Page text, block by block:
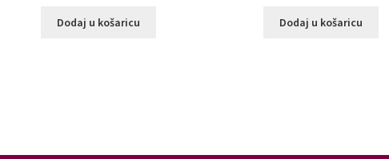
Dodaj u košaricu Dodaj u košaricu